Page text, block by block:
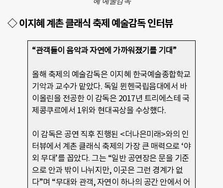
◇ 이지혜 계촌 클래식 축제 예술감독 인터뷰
“관객들이 음악과 자연에 가까워졌기를 기대”
올해 축제의 예술감독은 이지혜 한국예술종합학교
기악과 교수가 맡았다. 독일 뮌헨국립음대에서 바
이올린을 전공한 이 감독은 2017년 트리에스테 국
제콩쿠르에서 1위와 현대곡상을 수상했다.
이 감독은 공연 직후 진행된 <더나은미래>와의 인
터뷰에서 계촌 클래식 축제의 가장 큰 매력으로 ‘야
외 무대’를 꼽았다. 그는 “일반 공연장은 문을 기준
으로 안과 밖이 나뉘지만, 이곳은 그런 경계가 없
다”며 “무대와 관객, 자연이 하나의 공간 안에서 어